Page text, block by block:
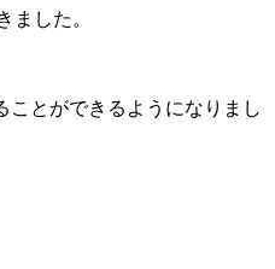
した。
とができるようになりまし